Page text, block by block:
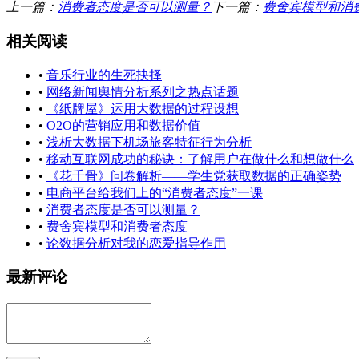
上一篇： 消费者态度是否可以测量？ 下一篇： 费舍宾模型和消
相关阅读
• 音乐行业的生死抉择
• 网络新闻舆情分析系列之热点话题
•
《纸牌屋》运用大数据的过程设想
• O2O的营销应用和数据价值
• 浅析大数据下机场旅客特征行为分析
• 移动互联网成功的秘诀：了解用户在做什么和想做什么
•
《花千骨》问卷解析——学生党获取数据的正确姿势
• 电商平台给我们上的“消费者态度”一课
• 消费者态度是否可以测量？
• 费舍宾模型和消费者态度
• 论数据分析对我的恋爱指导作用
最新评论